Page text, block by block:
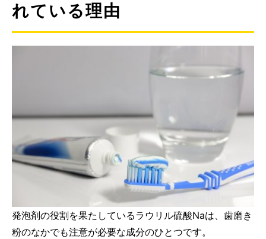
れている理由
発泡剤の役割を果たしているラウリル硫酸Naは、歯磨き
粉のなかでも注意が必要な成分のひとつです。